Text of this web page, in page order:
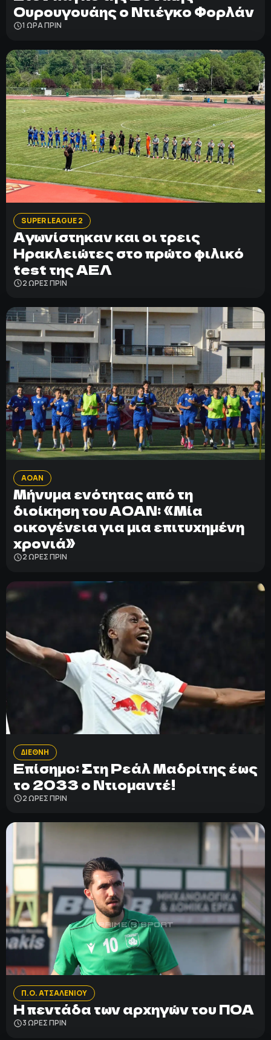
Ουρουγουάης ο Ντιέγκο Φορλάν
1 ΩΡΑ ΠΡΙΝ
SUPER LEAGUE 2
Αγωνίστηκαν και οι τρεις
Ηρακλειώτες στο πρώτο φιλικό
test της ΑΕΛ
2 ΩΡΕΣ ΠΡΙΝ
ΑΟΑΝ
Μήνυμα ενότητας από τη
διοίκηση του ΑΟΑΝ: «Μία
οικογένεια για μια επιτυχημένη
χρονιά»
2 ΩΡΕΣ ΠΡΙΝ
ΔΙΕΘΝΗ
Επίσημο: Στη Ρεάλ Μαδρίτης έως
το 2033 ο Ντιομαντέ!
2 ΩΡΕΣ ΠΡΙΝ
Π.Ο. ΑΤΣΑΛΕΝΙΟΥ
Η πεντάδα των αρχηγών του ΠΟΑ
3 ΩΡΕΣ ΠΡΙΝ